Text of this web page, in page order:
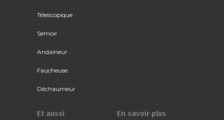
Télescopique
Semoir
Andaineur
Faucheuse
Déchaumeur
Et aussi En savoir plus